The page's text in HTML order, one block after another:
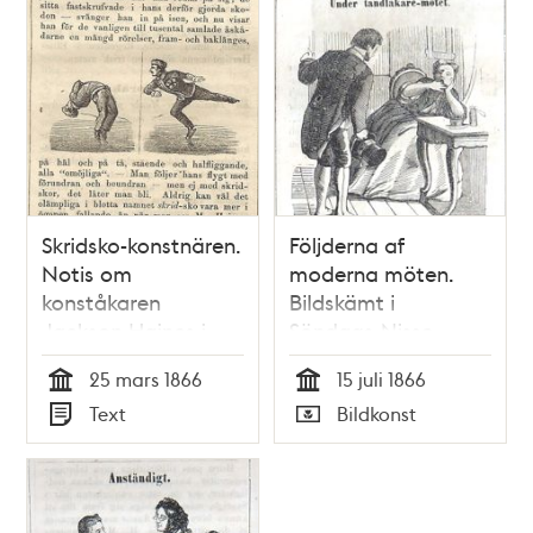
Skridsko-konstnären.
Notis om
konståkaren
Jackson Haines i
Söndags-Nisse –
Illustreradt
Veckoblad för
Skämt, Humor och
Satir, nr 12, den 25
mars 1866
Tid
25 mars 1866
Typ
Text
Följderna af
moderna möten.
Bildskämt i
Söndags-Nisse –
Illustreradt
Veckoblad för
Skämt, Humor och
Satir, nr 29, den 15
Tid
15 juli 1866
Typ
Bildkonst